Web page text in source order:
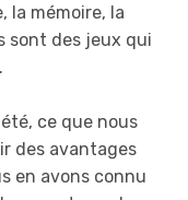
la mémoire, la
sont des jeux qui
ce que nous
des avantages
en avons connu